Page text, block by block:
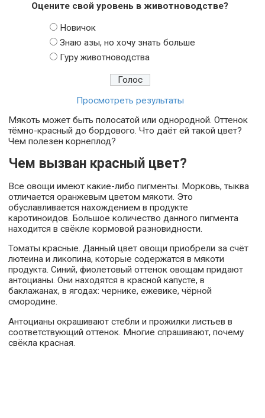
Оцените свой уровень в животноводстве?
Новичок
Знаю азы, но хочу знать больше
Гуру животноводства
Просмотреть результаты
Мякоть может быть полосатой или однородной. Оттенок
тёмно-красный до бордового. Что даёт ей такой цвет?
Чем полезен корнеплод?
Чем вызван красный цвет?
Все овощи имеют какие-либо пигменты. Морковь, тыква
отличается оранжевым цветом мякоти. Это
обуславливается нахождением в продукте
каротиноидов. Большое количество данного пигмента
находится в свёкле кормовой разновидности.
Томаты красные. Данный цвет овощи приобрели за счёт
лютеина и ликопина, которые содержатся в мякоти
продукта. Синий, фиолетовый оттенок овощам придают
антоцианы. Они находятся в красной капусте, в
баклажанах, в ягодах: чернике, ежевике, чёрной
смородине.
Антоцианы окрашивают стебли и прожилки листьев в
соответствующий оттенок. Многие спрашивают, почему
свёкла красная.